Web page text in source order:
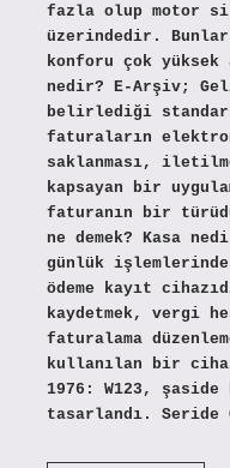
fazla olup motor
üzerindedir.
konforu çok
nedir? E-Arşiv;
belirlediği
faturaların
saklanması,
kapsayan bir
faturanın bir
ne demek? Kasa
günlük
ödeme kayıt
kaydetmek, vergi
faturalama
kullanılan bir
1976: W123,
tasarlandı. Seride